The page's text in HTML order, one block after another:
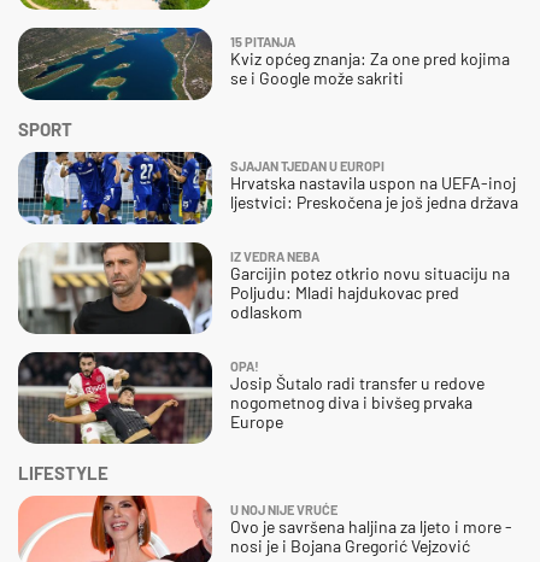
SPORT
SJAJAN TJEDAN U EUROPI
Hrvatska nastavila uspon na UEFA-inoj
ljestvici: Preskočena je još jedna država
IZ VEDRA NEBA
Garcijin potez otkrio novu situaciju na
Poljudu: Mladi hajdukovac pred
odlaskom
OPA!
Josip Šutalo radi transfer u redove
nogometnog diva i bivšeg prvaka
Europe
15 PITANJA
Kviz općeg znanja: Za one pred kojima
se i Google može sakriti
LIFESTYLE
U NOJ NIJE VRUĆE
Ovo je savršena haljina za ljeto i more -
nosi je i Bojana Gregorić Vejzović